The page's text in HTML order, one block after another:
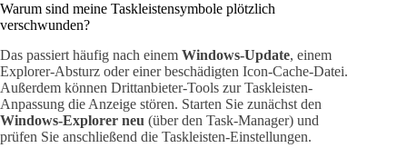
Warum sind meine Taskleistensymbole plötzlich
verschwunden?
Das passiert häufig nach einem Windows-Update, einem
Explorer-Absturz oder einer beschädigten Icon-Cache-Datei.
Außerdem können Drittanbieter-Tools zur Taskleisten-
Anpassung die Anzeige stören. Starten Sie zunächst den
Windows-Explorer neu (über den Task-Manager) und
prüfen Sie anschließend die Taskleisten-Einstellungen.